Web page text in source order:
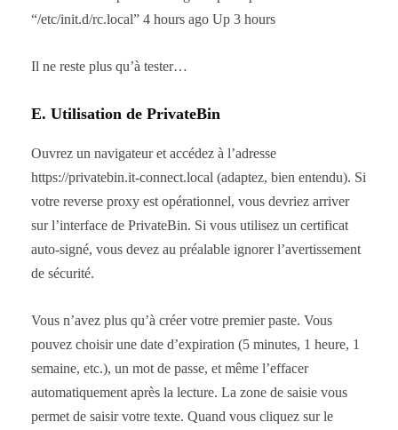
“/etc/init.d/rc.local” 4 hours ago Up 3 hours
Il ne reste plus qu’à tester…
E. Utilisation de PrivateBin
Ouvrez un navigateur et accédez à l’adresse
https://privatebin.it-connect.local (adaptez, bien entendu). Si
votre reverse proxy est opérationnel, vous devriez arriver
sur l’interface de PrivateBin. Si vous utilisez un certificat
auto-signé, vous devez au préalable ignorer l’avertissement
de sécurité.
Vous n’avez plus qu’à créer votre premier paste. Vous
pouvez choisir une date d’expiration (5 minutes, 1 heure, 1
semaine, etc.), un mot de passe, et même l’effacer
automatiquement après la lecture. La zone de saisie vous
permet de saisir votre texte. Quand vous cliquez sur le